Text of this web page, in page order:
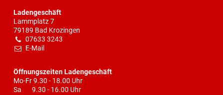
Ladengeschäft
Lammplatz 7
79189 Bad Krozingen
07633 3243
E-Mail
Öffnungszeiten Ladengeschäft
Mo-Fr 9.30 - 18.00 Uhr
Sa 9.30 - 16.00 Uhr